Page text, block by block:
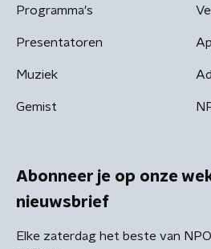
Programma's
Presentatoren
Muziek
Gemist
Abonneer je op onze
nieuwsbrief
Elke zaterdag het beste van